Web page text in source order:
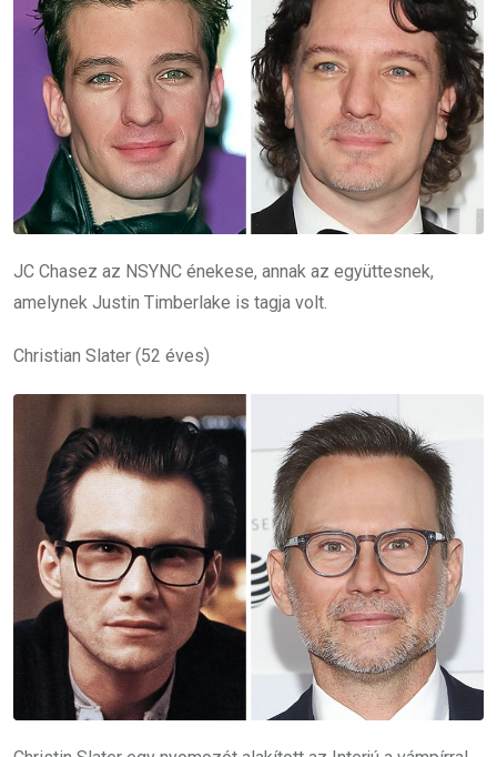
JC Chasez az NSYNC énekese, annak az együttesnek,
amelynek Justin Timberlake is tagja volt.
Christian Slater (52 éves)